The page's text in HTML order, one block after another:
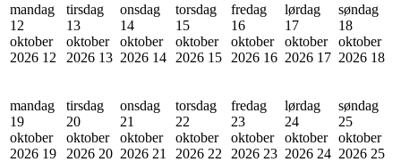
mandag
12
oktober
2026 12
tirsdag
13
oktober
2026 13
onsdag
14
oktober
2026 14
torsdag
15
oktober
2026 15
fredag
16
oktober
2026 16
lørdag
17
oktober
2026 17
søndag
18
oktober
2026 18
mandag
19
oktober
2026 19
tirsdag
20
oktober
2026 20
onsdag
21
oktober
2026 21
torsdag
22
oktober
2026 22
fredag
23
oktober
2026 23
lørdag
24
oktober
2026 24
søndag
25
oktober
2026 25